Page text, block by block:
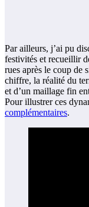
Par ailleurs, j’ai pu
festivités et recueillir
rues après le coup de
chiffre, la réalité du
et d’un maillage fin
Pour illustrer ces
complémentaires.